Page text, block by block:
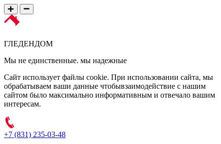
ГЛЕДЕНДОМ
Мы не единственные. мы надежные
Сайт использует файлы cookie. При использовании сайта, мы
обрабатываем ваши данные чтобывзаимодействие с нашим
сайтом было максимально информативным и отвечало вашим
интересам.
+7 (831) 235-03-48